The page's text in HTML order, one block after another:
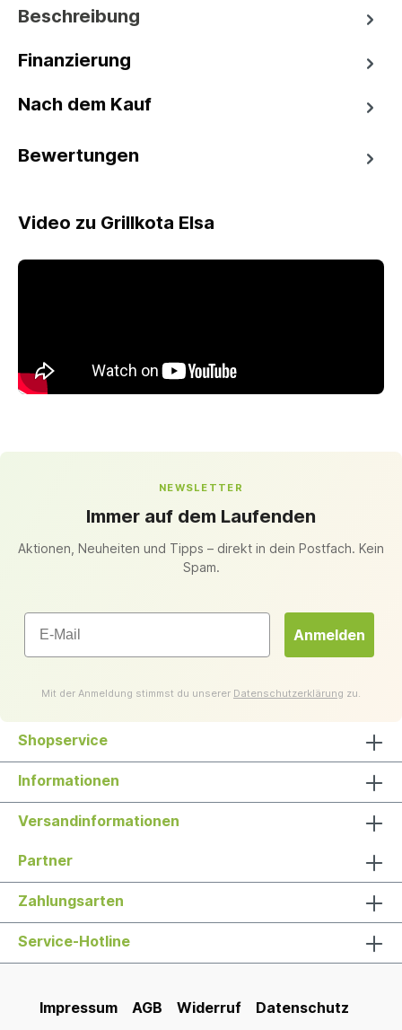
Beschreibung
Finanzierung
Nach dem Kauf
Bewertungen
Video zu Grillkota Elsa
NEWSLETTER
Immer auf dem Laufenden
Aktionen, Neuheiten und Tipps – direkt in dein Postfach. Kein
Spam.
Email
Anmelden
Mit der Anmeldung stimmst du unserer Datenschutzerklärung zu.
Shopservice
Informationen
Versandinformationen
Partner
Zahlungsarten
Service-Hotline
Impressum AGB Widerruf
Datenschutz